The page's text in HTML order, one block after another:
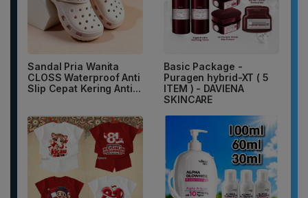
Sandal Pria Wanita
CLOSS Waterproof Anti
Slip Cepat Kering Anti...
Basic Package -
Puragen hybrid-XT ( 5
ITEM ) - DAVIENA
SKINCARE